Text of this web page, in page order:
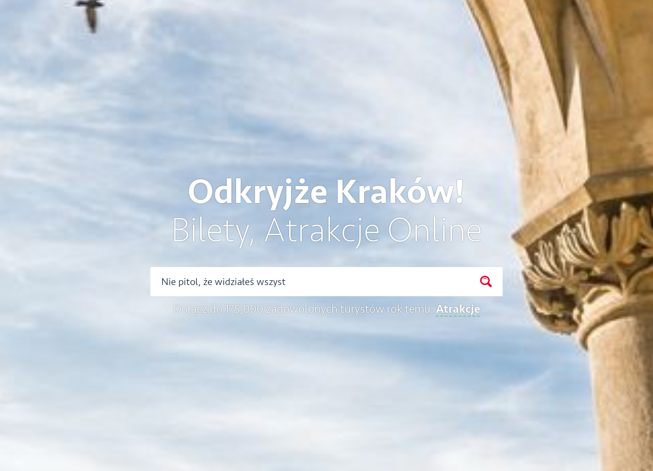
Odkryjże Kraków!
Bilety, Atrakcje Online
Dołącz do 175,000 zadowolonych turystów rok temu. Atrakcje